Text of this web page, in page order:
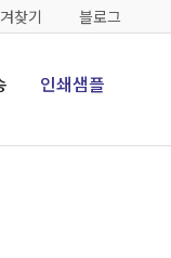
찾기 블로그
인쇄샘플